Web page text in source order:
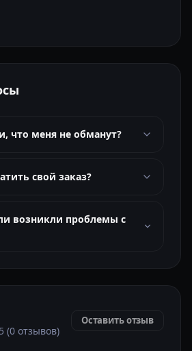
что меня не обманут?
свой заказ?
возникли проблемы с
(0 отзывов)
Оставить отзыв